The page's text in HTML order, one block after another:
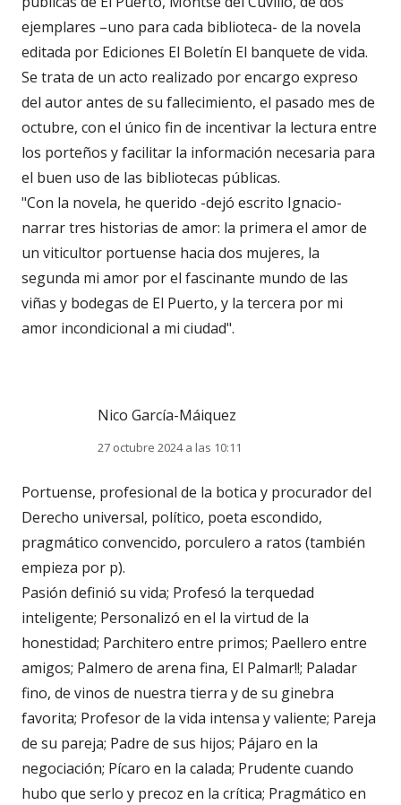
ejemplares –uno para cada biblioteca- de la novela
editada por Ediciones El Boletín El banquete de vida.
Se trata de un acto realizado por encargo expreso
del autor antes de su fallecimiento, el pasado mes de
octubre, con el único fin de incentivar la lectura entre
los porteños y facilitar la información necesaria para
el buen uso de las bibliotecas públicas.
"Con la novela, he querido -dejó escrito Ignacio-
narrar tres historias de amor: la primera el amor de
un viticultor portuense hacia dos mujeres, la
segunda mi amor por el fascinante mundo de las
viñas y bodegas de El Puerto, y la tercera por mi
amor incondicional a mi ciudad".
Nico García-Máiquez
27 octubre 2024 a las 10:11
Portuense, profesional de la botica y procurador del
Derecho universal, político, poeta escondido,
pragmático convencido, porculero a ratos (también
empieza por p).
Pasión definió su vida; Profesó la terquedad
inteligente; Personalizó en el la virtud de la
honestidad; Parchitero entre primos; Paellero entre
amigos; Palmero de arena fina, El Palmar!!; Paladar
fino, de vinos de nuestra tierra y de su ginebra
favorita; Profesor de la vida intensa y valiente; Pareja
de su pareja; Padre de sus hijos; Pájaro en la
negociación; Pícaro en la calada; Prudente cuando
hubo que serlo y precoz en la crítica; Pragmático en